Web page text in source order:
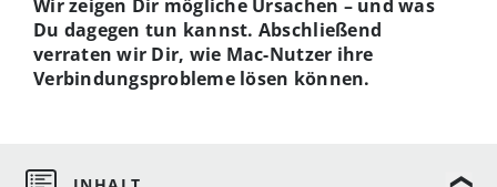
Wir zeigen Dir mögliche Ursachen – und was
Du dagegen tun kannst. Abschließend
verraten wir Dir, wie Mac-Nutzer ihre
Verbindungsprobleme lösen können.